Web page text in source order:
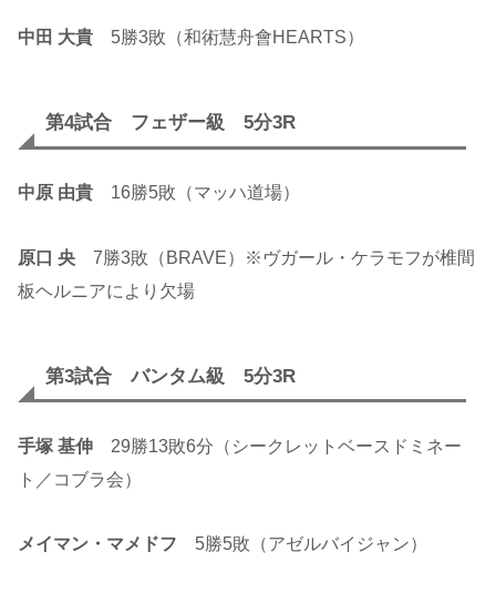
中田 大貴 5勝3敗（和術慧舟會HEARTS）
第4試合 フェザー級 5分3R
中原 由貴 16勝5敗（マッハ道場）
原口 央 7勝3敗（BRAVE）※ヴガール・ケラモフが椎間
板ヘルニアにより欠場
第3試合 バンタム級 5分3R
手塚 基伸 29勝13敗6分（シークレットベースドミネー
ト／コブラ会）
メイマン・マメドフ 5勝5敗（アゼルバイジャン）